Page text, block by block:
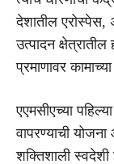
देशातील एरोस्पेस,
उत्पादन
प्रमाणावर
एएमसीएच्या
वापरण्याची
शक्तिशाली स्वदेशी